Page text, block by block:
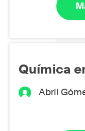
Química
Abril